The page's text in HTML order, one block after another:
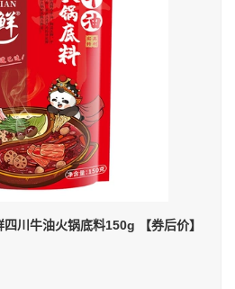
川牛油火锅底料150g 【券后价】